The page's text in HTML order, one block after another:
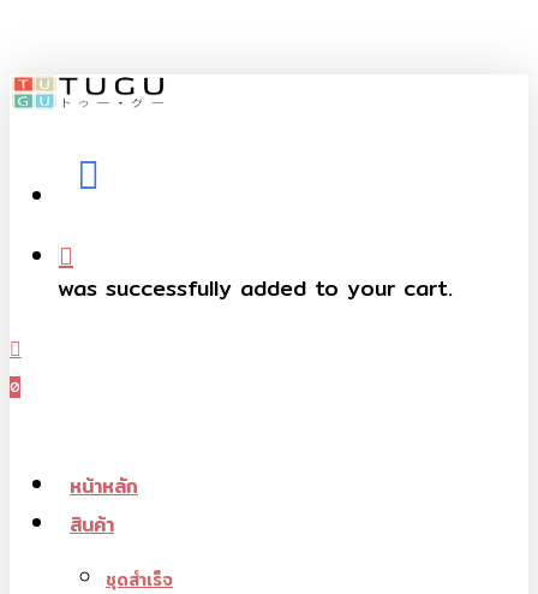
main
was successfully added to your cart.
Menu
0
หน้าหลัก
สินค้า
ชุดสำเร็จ